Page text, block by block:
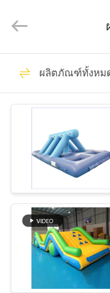
บ้าน
สินค้า
วิดีโอ
เกี่ยว
Inflatables
Factory.
Park
เคสสว
ผลิตภัณฑ์ทั้งหม